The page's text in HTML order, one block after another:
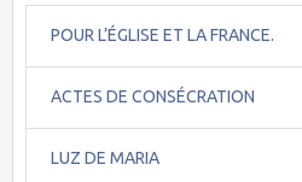
POUR L’ÉGLISE ET LA FRANCE.
ACTES DE CONSÉCRATION
LUZ DE MARIA